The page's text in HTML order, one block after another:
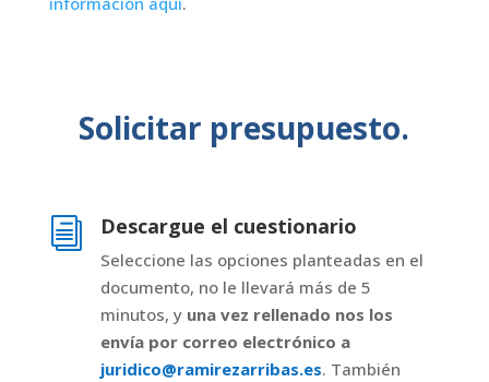
Solicitar presupuesto.
i Descargue el cuestionario
Seleccione las opciones planteadas en el
documento, no le llevará más de 5
minutos, y una vez rellenado nos los
envía por correo electrónico a
juridico@ramirezarribas.es. También